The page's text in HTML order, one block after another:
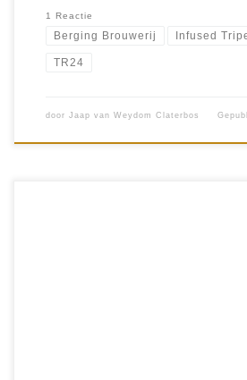
1 Reactie
Berging Brouwerij Infused
TR24
door Jaap van Weydom Claterbos